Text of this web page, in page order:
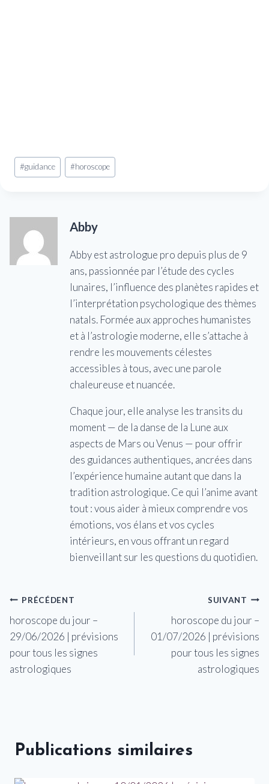
Étiquettes
de
#guidance #horoscope
Abby
Abby est astrologue pro depuis plus de 9
ans, passionnée par l’étude des cycles
lunaires, l’influence des planètes rapides et
l’interprétation psychologique des thèmes
natals. Formée aux approches humanistes
et à l’astrologie moderne, elle s’attache à
rendre les mouvements célestes
accessibles à tous, avec une parole
chaleureuse et nuancée.
Chaque jour, elle analyse les transits du
moment — de la danse de la Lune aux
aspects de Mars ou Venus — pour offrir
des guidances authentiques, ancrées dans
l’expérience humaine autant que dans la
tradition astrologique. Ce qui l’anime avant
tout : vous aider à mieux comprendre vos
émotions, vos élans et vos cycles
intérieurs, en vous offrant un regard
bienveillant sur les questions du quotidien.
Navigation
de
l’article
PRÉCÉDENT
horoscope du jour –
29/06/2026 | prévisions
pour tous les signes
astrologiques
SUIVANT
horoscope du jour –
01/07/2026 | prévisions
pour tous les signes
astrologiques
Publications similaires